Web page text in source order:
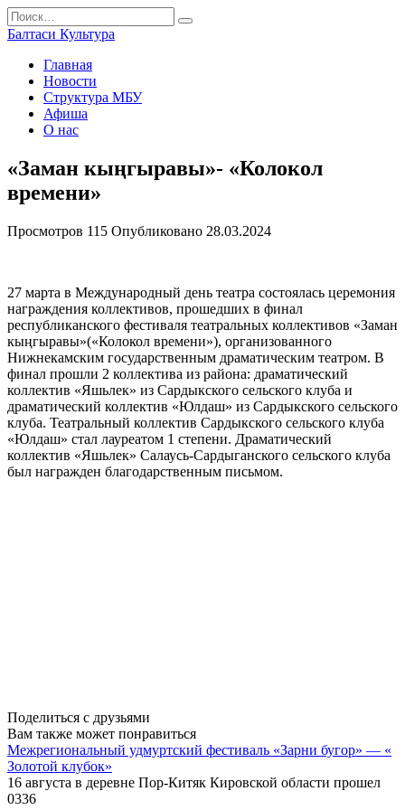
Перейти
к
содержанию
Search
for:
Балтаси Культура
Главная
Новости
Структура МБУ
Афиша
О нас
«Заман кыңгыравы»- «Колокол
времени»
Просмотров 115 Опубликовано 28.03.2024
27 марта в Международный день театра состоялась церемония
награждения коллективов, прошедших в финал
республиканского фестиваля театральных коллективов «Заман
кыңгыравы»(«Колокол времени»), организованного
Нижнекамским государственным драматическим театром. В
финал прошли 2 коллектива из района: драматический
коллектив «Яшьлек» из Сардыкского сельского клуба и
драматический коллектив «Юлдаш» из Сардыкского сельского
клуба. Театральный коллектив Сардыкского сельского клуба
«Юлдаш» стал лауреатом 1 степени. Драматический
коллектив «Яшьлек» Салаусь-Сардыганского сельского клуба
был награжден благодарственным письмом.
Поделиться с друзьями
Вам также может понравиться
Межрегиональный удмуртский фестиваль «Зарни бугор» — «
Золотой клубок»
16 августа в деревне Пор-Китяк Кировской области прошел
0336